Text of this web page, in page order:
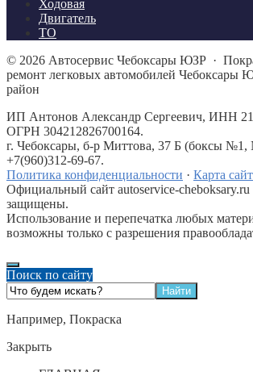
Ходовая
Двигатель
ТО
© 2026 Автосервис Чебоксары ЮЗР ·
ремонт легковых автомобилей Чебоксары
район
ИП Антонов Александр Сергеевич, ИНН
ОГРН 304212826700164.
г. Чебоксары, б-р Миттова, 37 Б (боксы
+7(960)312-69-67.
Политика конфиденциальности · Карта
Официальный сайт autoservice-cheboksary.ru
защищены.
Использование и перепечатка любых
возможны только с разрешения
Поиск по сайту
Например, Покраска
Закрыть